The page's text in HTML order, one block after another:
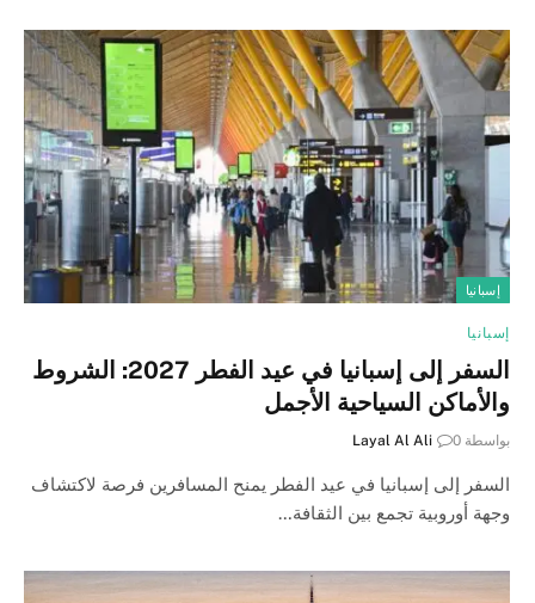
إسبانيا
إسبانيا
السفر إلى إسبانيا في عيد الفطر 2027: الشروط
والأماكن السياحية الأجمل
بواسطة Layal Al Ali 0
السفر إلى إسبانيا في عيد الفطر يمنح المسافرين فرصة لاكتشاف
وجهة أوروبية تجمع بين الثقافة…